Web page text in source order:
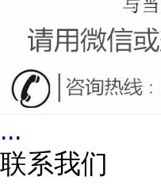
...
联系我们